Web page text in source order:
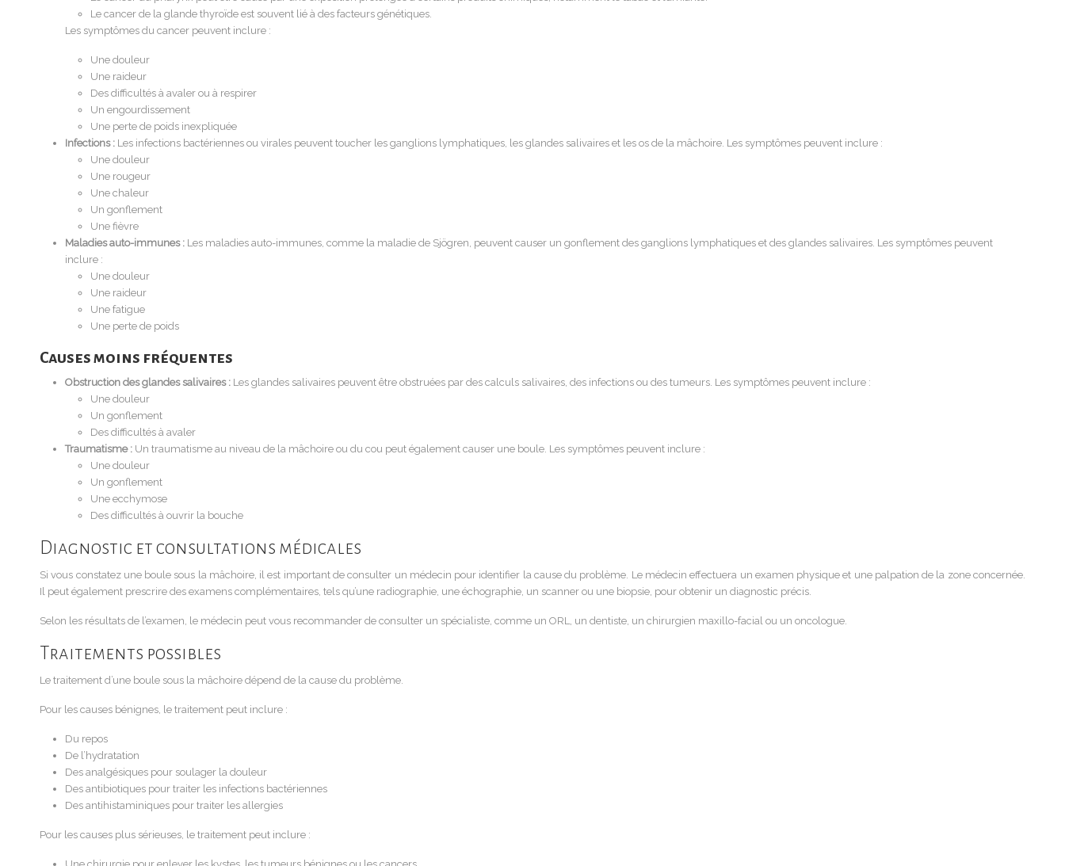
Le cancer de la glande thyroïde est souvent lié à des facteurs génétiques.
Les symptômes du cancer peuvent inclure :
Une douleur
Une raideur
Des difficultés à avaler ou à respirer
Un engourdissement
Une perte de poids inexpliquée
Infections : Les infections bactériennes ou virales peuvent toucher les ganglions lymphatiques, les glandes salivaires et les os de la mâchoire. Les symptômes peuvent inclure :
Une douleur
Une rougeur
Une chaleur
Un gonflement
Une fièvre
Maladies auto-immunes : Les maladies auto-immunes, comme la maladie de Sjögren, peuvent causer un gonflement des ganglions lymphatiques et des glandes salivaires. Les symptômes peuvent
inclure :
Une douleur
Une raideur
Une fatigue
Une perte de poids
Causes moins fréquentes
Obstruction des glandes salivaires : Les glandes salivaires peuvent être obstruées par des calculs salivaires, des infections ou des tumeurs. Les symptômes peuvent inclure :
Une douleur
Un gonflement
Des difficultés à avaler
Traumatisme : Un traumatisme au niveau de la mâchoire ou du cou peut également causer une boule. Les symptômes peuvent inclure :
Une douleur
Un gonflement
Une ecchymose
Des difficultés à ouvrir la bouche
Diagnostic et consultations médicales
Si vous constatez une boule sous la mâchoire, il est important de consulter un médecin pour identifier la cause du problème. Le médecin effectuera un examen physique et une palpation de la zone concernée.
Il peut également prescrire des examens complémentaires, tels qu’une radiographie, une échographie, un scanner ou une biopsie, pour obtenir un diagnostic précis.
Selon les résultats de l’examen, le médecin peut vous recommander de consulter un spécialiste, comme un ORL, un dentiste, un chirurgien maxillo-facial ou un oncologue.
Traitements possibles
Le traitement d’une boule sous la mâchoire dépend de la cause du problème.
Pour les causes bénignes, le traitement peut inclure :
Du repos
De l’hydratation
Des analgésiques pour soulager la douleur
Des antibiotiques pour traiter les infections bactériennes
Des antihistaminiques pour traiter les allergies
Pour les causes plus sérieuses, le traitement peut inclure :